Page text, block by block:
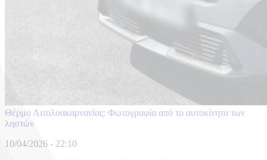
Θέρμο Αιτολοακαρνανίας: Φωτογραφία από το αυτοκίνητο των
ληστών
10/04/2026 - 22:10